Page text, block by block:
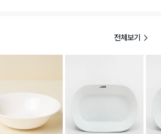
전체보기